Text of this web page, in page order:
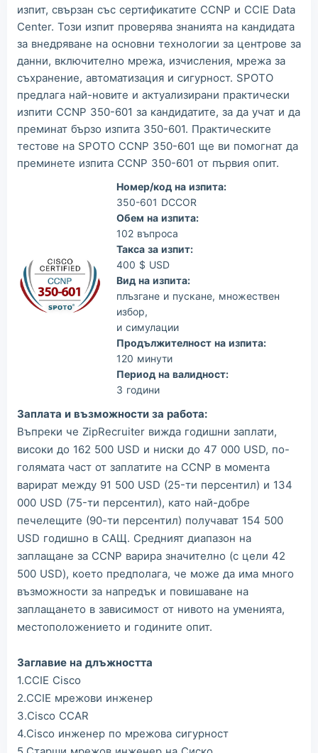
Luc*** 2026/08/06 order CCNP ***
Mas*** 2026/08/06 order CCNP ***
изпит, свързан със сертификатите CCNP и CCIE Data
Center. Този изпит проверява знанията на кандидата
за внедряване на основни технологии за центрове за
данни, включително мрежа, изчисления, мрежа за
съхранение, автоматизация и сигурност. SPOTO
предлага най-новите и актуализирани практически
изпити CCNP 350-601 за кандидатите, за да учат и да
преминат бързо изпита 350-601. Практическите
тестове на SPOTO CCNP 350-601 ще ви помогнат да
преминете изпита CCNP 350-601 от първия опит.
Номер/код на изпита:
350-601 DCCOR
Обем на изпита:
102 въпроса
Такса за изпит:
400 $ USD
Вид на изпита:
плъзгане и пускане, множествен
избор,
и симулации
Продължителност на изпита:
120 минути
Период на валидност:
3 години
Заплата и възможности за работа:
Въпреки че ZipRecruiter вижда годишни заплати,
високи до 162 500 USD и ниски до 47 000 USD, по-
голямата част от заплатите на CCNP в момента
варират между 91 500 USD (25-ти персентил) и 134
000 USD (75-ти персентил), като най-добре
печелещите (90-ти персентил) получават 154 500
USD годишно в САЩ. Средният диапазон на
заплащане за CCNP варира значително (с цели 42
500 USD), което предполага, че може да има много
възможности за напредък и повишаване на
заплащането в зависимост от нивото на уменията,
местоположението и годините опит.
Заглавие на длъжността
1.CCIE Cisco
2.CCIE мрежови инженер
3.Cisco CCAR
4.Cisco инженер по мрежова сигурност